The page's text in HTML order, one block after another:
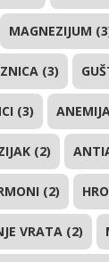
MAGNEZIJUM
(3)
(3)
(2)
(2)
VRATA (2)